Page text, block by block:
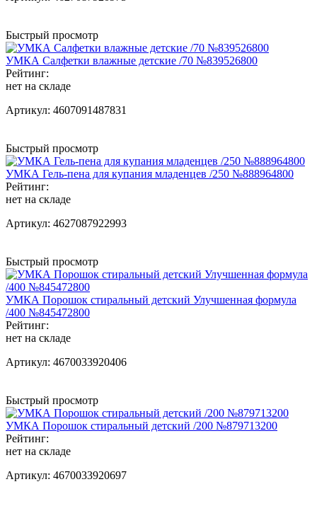
Быстрый просмотр
УМКА Салфетки влажные детские /70 №839526800
Рейтинг:
нет на складе
Артикул: 4607091487831
Быстрый просмотр
УМКА Гель-пена для купания младенцев /250 №888964800
Рейтинг:
нет на складе
Артикул: 4627087922993
Быстрый просмотр
УМКА Порошок стиральный детский Улучшенная формула
/400 №845472800
Рейтинг:
нет на складе
Артикул: 4670033920406
Быстрый просмотр
УМКА Порошок стиральный детский /200 №879713200
Рейтинг:
нет на складе
Артикул: 4670033920697